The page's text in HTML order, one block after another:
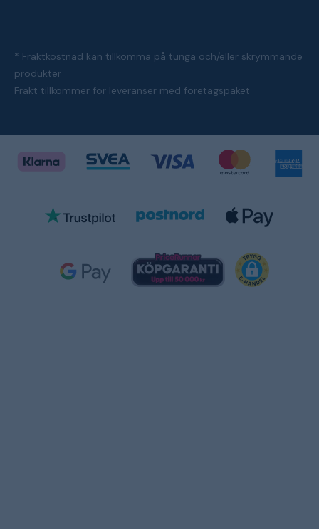
* Fraktkostnad kan tillkomma på tunga och/eller skrymmande
produkter
Frakt tillkommer för leveranser med företagspaket